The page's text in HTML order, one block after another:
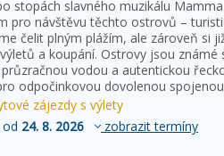
stopách slavného muzikálu
pro návštěvu těchto ostrovů –
čelit plným plážím, ale zároveň si
a koupání. Ostrovy jsou
vodou a autentickou
odpočinkovou dovolenou
zájezdy s výlety
24. 8. 2026 zobrazit termíny